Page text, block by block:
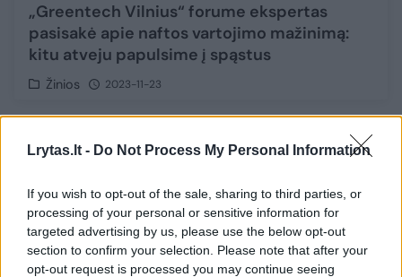
Lrytas.lt - Do Not Process My Personal Information
If you wish to opt-out of the sale, sharing to third parties, or
processing of your personal or sensitive information for
targeted advertising by us, please use the below opt-out
section to confirm your selection. Please note that after your
opt-out request is processed you may continue seeing
„Greentech Vilnius“ forume ekspertas
pasisakė apie naftos vartojimo mažinimą:
kitu atveju papulsime į spąstus
Žinios 2023-11-23